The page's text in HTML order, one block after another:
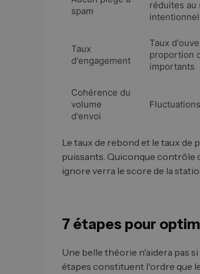
spam
réduites au
Taux
d'engagement
Taux
proportion
importants
Cohérence du
volume
d'envoi
Le taux de rebond et le taux de
puissants. Quiconque contrôle
ignore verra le score de la
7 étapes pour
Une belle théorie n'aidera pas
étapes constituent l'ordre que